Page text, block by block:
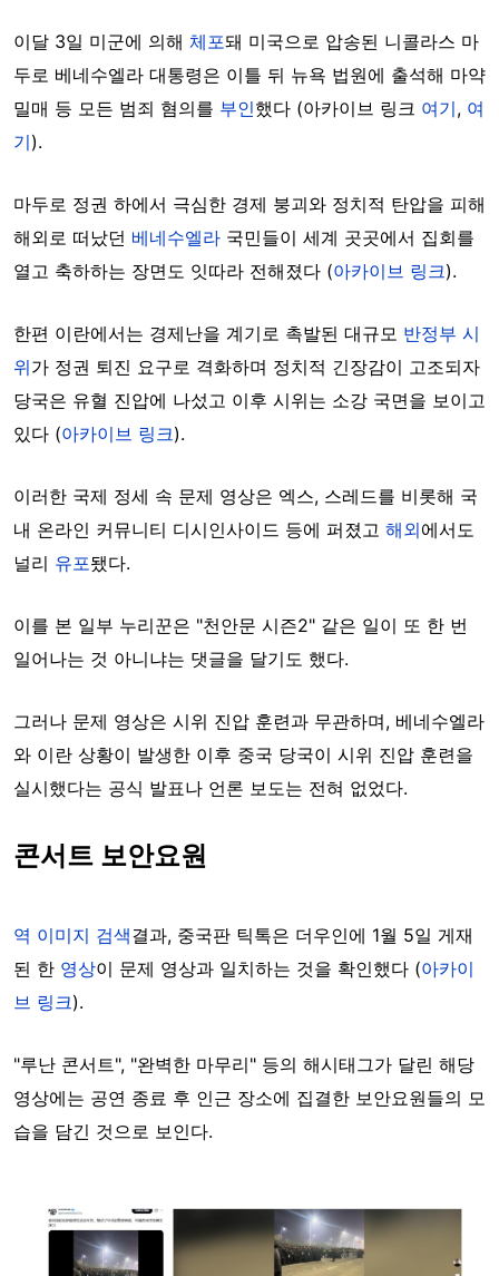
이달 3일 미군에 의해 체포돼 미국으로 압송된 니콜라스 마
두로 베네수엘라 대통령은 이틀 뒤 뉴욕 법원에 출석해 마약
밀매 등 모든 범죄 혐의를 부인했다 (아카이브 링크 여기, 여
기).
마두로 정권 하에서 극심한 경제 붕괴와 정치적 탄압을 피해
해외로 떠났던 베네수엘라 국민들이 세계 곳곳에서 집회를
열고 축하하는 장면도 잇따라 전해졌다 (아카이브 링크).
한편 이란에서는 경제난을 계기로 촉발된 대규모 반정부 시
위가 정권 퇴진 요구로 격화하며 정치적 긴장감이 고조되자
당국은 유혈 진압에 나섰고 이후 시위는 소강 국면을 보이고
있다 (아카이브 링크).
이러한 국제 정세 속 문제 영상은 엑스, 스레드를 비롯해 국
내 온라인 커뮤니티 디시인사이드 등에 퍼졌고 해외에서도
널리 유포됐다.
이를 본 일부 누리꾼은 "천안문 시즌2" 같은 일이 또 한 번
일어나는 것 아니냐는 댓글을 달기도 했다.
그러나 문제 영상은 시위 진압 훈련과 무관하며, 베네수엘라
와 이란 상황이 발생한 이후 중국 당국이 시위 진압 훈련을
실시했다는 공식 발표나 언론 보도는 전혀 없었다.
콘서트 보안요원
역 이미지 검색결과, 중국판 틱톡은 더우인에 1월 5일 게재
된 한 영상이 문제 영상과 일치하는 것을 확인했다 (아카이
브 링크).
"루난 콘서트", "완벽한 마무리" 등의 해시태그가 달린 해당
영상에는 공연 종료 후 인근 장소에 집결한 보안요원들의 모
습을 담긴 것으로 보인다.
Image